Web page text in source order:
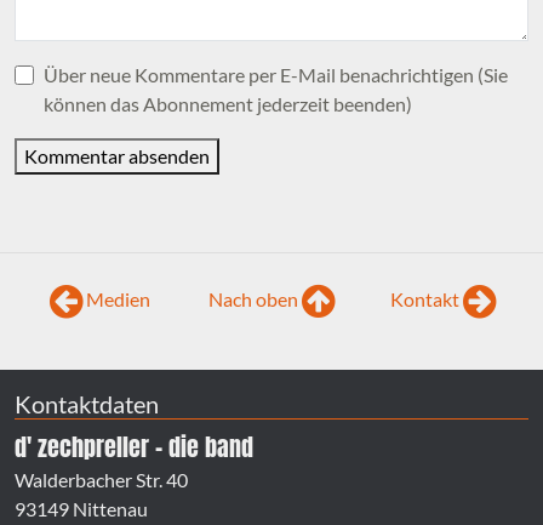
Über neue Kommentare per E-Mail benachrichtigen (Sie
können das Abonnement jederzeit beenden)
Kommentar absenden
Medien Nach oben Kontakt
Kontaktdaten
d' zechpreller - die band
Walderbacher Str. 40
93149 Nittenau